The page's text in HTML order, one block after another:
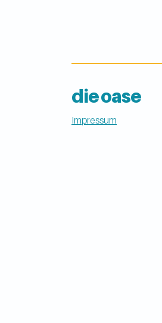
die oase
Impressum